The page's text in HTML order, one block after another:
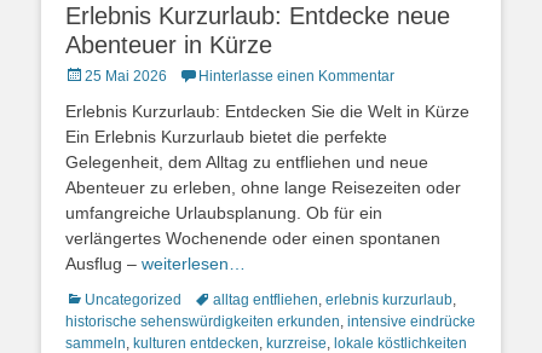
Erlebnis Kurzurlaub: Entdecke neue
Abenteuer in Kürze
Posted
25 Mai 2026 Hinterlasse einen Kommentar
Erlebnis Kurzurlaub: Entdecken Sie die Welt in Kürze
Ein Erlebnis Kurzurlaub bietet die perfekte
Gelegenheit, dem Alltag zu entfliehen und neue
Abenteuer zu erleben, ohne lange Reisezeiten oder
umfangreiche Urlaubsplanung. Ob für ein
verlängertes Wochenende oder einen spontanen
Ausflug – weiterlesen…
Kategorien
Uncategorized Schlagworte
alltag entfliehen erlebnis kurzurlaub
historische sehenswürdigkeiten erkunden intensive eindrücke
sammeln kulturen entdecken kurzreise lokale köstlichkeiten